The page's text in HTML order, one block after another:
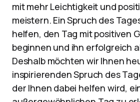
mit mehr Leichtigkeit und
meistern. Ein Spruch des
helfen, den Tag mit positiven
beginnen und ihn erfolgreich
Deshalb möchten wir Ihnen
inspirierenden Spruch des
der Ihnen dabei helfen wird,